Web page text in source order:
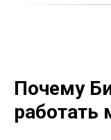
Почему
работать